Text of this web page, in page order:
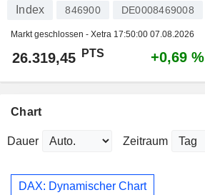
Index 846900 DE0008469008
Markt geschlossen - Xetra 17:50:00 07.08.2026
26.319,45 PTS +0,69 %
Chart
Dauer Zeitraum
DAX: Dynamischer Chart